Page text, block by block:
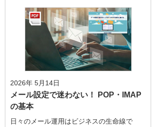
2026年 5月14日
メール設定で迷わない！ POP・IMAP
の基本
日々のメール運用はビジネスの生命線で